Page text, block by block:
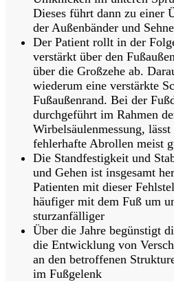
Dieses führt dann zu einer
der Außenbänder und
Der Patient rollt in der
verstärkt über den
über die Großzehe ab.
wiederum eine verstärkte
Fußaußenrand. Bei der
durchgeführt im Rahmen
Wirbelsäulenmessung, lässt
fehlerhafte Abrollen meist
Die Standfestigkeit und
und Gehen ist insgesamt
Patienten mit dieser
häufiger mit dem Fuß um
sturzanfälliger
Über die Jahre begünstigt
die Entwicklung von
an den betroffenen
im Fußgelenk